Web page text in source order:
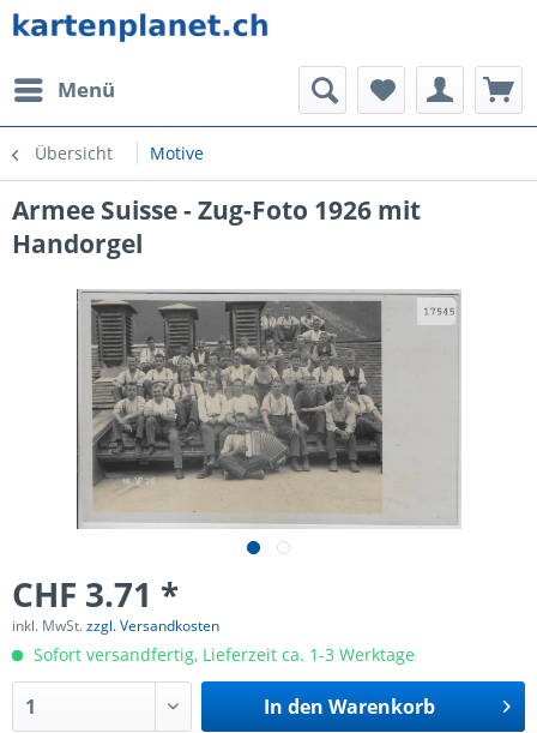
Menü
Übersicht Motive
Armee Suisse - Zug-Foto 1926 mit
Handorgel
CHF 3.71 *
inkl. MwSt.zzgl. Versandkosten
Sofort versandfertig, Lieferzeit ca. 1-3 Werktage
In den Warenkorb